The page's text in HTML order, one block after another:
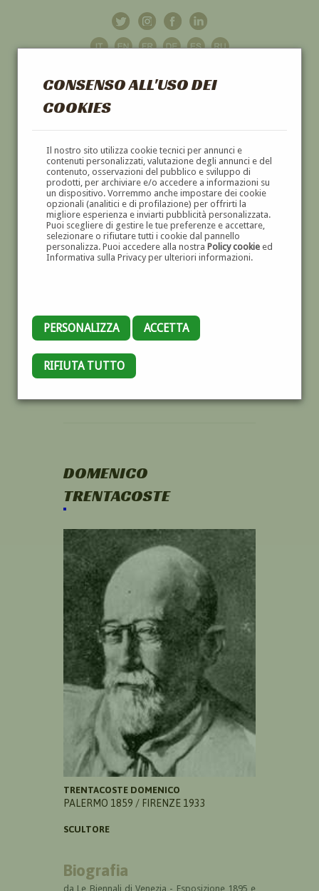
CONSENSO ALL'USO DEI
COOKIES
Il nostro sito utilizza cookie tecnici per annunci e
contenuti personalizzati, valutazione degli annunci e del
contenuto, osservazioni del pubblico e sviluppo di
prodotti, per archiviare e/o accedere a informazioni su
un dispositivo. Vorremmo anche impostare dei cookie
opzionali (analitici e di profilazione) per offrirti la
migliore esperienza e inviarti pubblicità personalizzata.
Puoi scegliere di gestire le tue preferenze e accettare,
selezionare o rifiutare tutti i cookie dal pannello
personalizza. Puoi accedere alla nostra Policy cookieed
Informativa sulla Privacy per ulteriori informazioni.
PERSONALIZZA ACCETTA
RIFIUTA TUTTO
GALLERIAD'ARTE
DIPINTI E SCULTURE '800 E '900
DOMENICO
TRENTACOSTE
TRENTACOSTE DOMENICO
PALERMO 1859 / FIRENZE 1933
SCULTORE
Biografia
da Le Biennali di Venezia - Esposizione 1895 e